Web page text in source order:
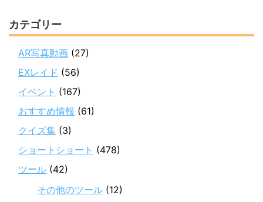
カテゴリー
AR写真動画 (27)
EXレイド (56)
イベント (167)
おすすめ情報 (61)
クイズ集 (3)
ショートショート (478)
ツール (42)
その他のツール (12)